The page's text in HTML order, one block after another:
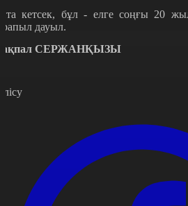
кетсек, бұл - елге соңғы 20
дауыл.
СЕРЖАНҚЫЗЫ